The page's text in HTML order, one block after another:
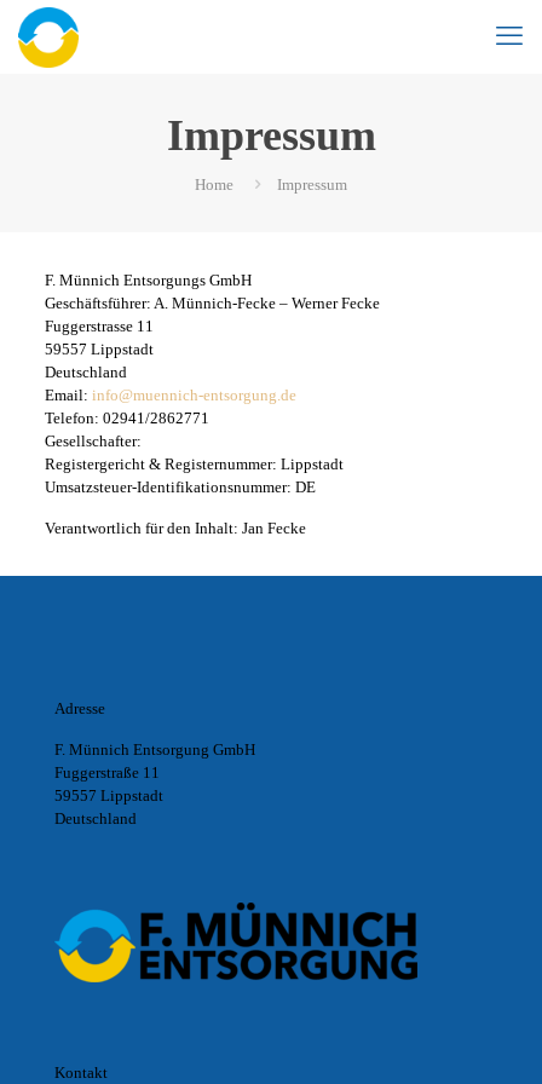
Impressum
Home Impressum
F. Münnich Entsorgungs GmbH
Geschäftsführer: A. Münnich-Fecke – Werner Fecke
Fuggerstrasse 11
59557 Lippstadt
Deutschland
Email: info@muennich-entsorgung.de
Telefon: 02941/2862771
Gesellschafter:
Registergericht & Registernummer: Lippstadt
Umsatzsteuer-Identifikationsnummer: DE
Verantwortlich für den Inhalt: Jan Fecke
Adresse
F. Münnich Entsorgung GmbH
Fuggerstraße 11
59557 Lippstadt
Deutschland
Kontakt